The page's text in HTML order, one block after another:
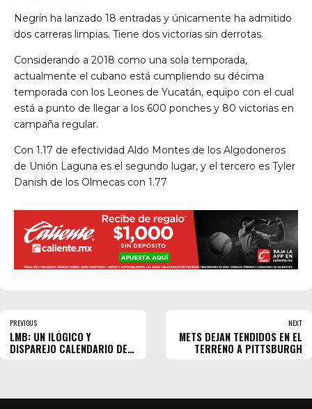
Negrín ha lanzado 18 entradas y únicamente ha admitido
dos carreras limpias. Tiene dos victorias sin derrotas.
Considerando a 2018 como una sola temporada,
actualmente el cubano está cumpliendo su décima
temporada con los Leones de Yucatán, equipo con el cual
está a punto de llegar a los 600 ponches y 80 victorias en
campaña regular.
Con 1.17 de efectividad Aldo Montes de los Algodoneros
de Unión Laguna es el segundo lugar, y el tercero es Tyler
Danish de los Olmecas con 1.77
PREVIOUS
LMB: UN ILÓGICO Y
DISPAREJO CALENDARIO DE
NEXT
METS DEJAN TENDIDOS EN EL
TERRENO A PITTSBURGH